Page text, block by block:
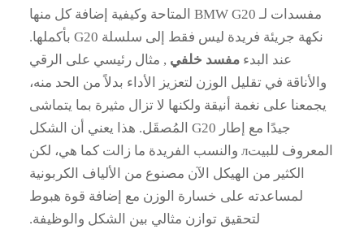
مفسدات لـ BMW G20 المتاحة وكيفية إضافة كل منها
نكهة جريئة فريدة ليس فقط إلى سلسلة G20 بأكملها.
عند البدء مفسد خلفي , مثال رئيسي على الرقي
والأناقة في تقليل الوزن لتعزيز الأداء بدلاً من الحد منه،
يجمعنا على نغمة أنيقة ولكنها لا تزال مثيرة بما يتماشى
جيدًا مع إطار G20 المُصقَل. هذا يعني أن الشكل
المعروف للبيتл والنسب الفريدة ما زالت كما هي، لكن
الكثير من الهيكل الآن مصنوع من الألياف الكربونية
لمساعدته على خسارة الوزن مع إضافة قوة هبوط
لتحقيق توازن مثالي بين الشكل والوظيفة.